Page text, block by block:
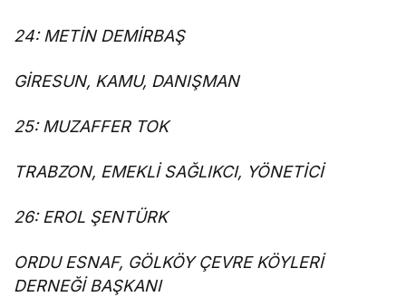
24: METİN DEMİRBAŞ
GİRESUN, KAMU, DANIŞMAN
25: MUZAFFER TOK
TRABZON, EMEKLİ SAĞLIKCI, YÖNETİCİ
26: EROL ŞENTÜRK
ORDU ESNAF, GÖLKÖY ÇEVRE KÖYLERİ
DERNEĞİ BAŞKANI